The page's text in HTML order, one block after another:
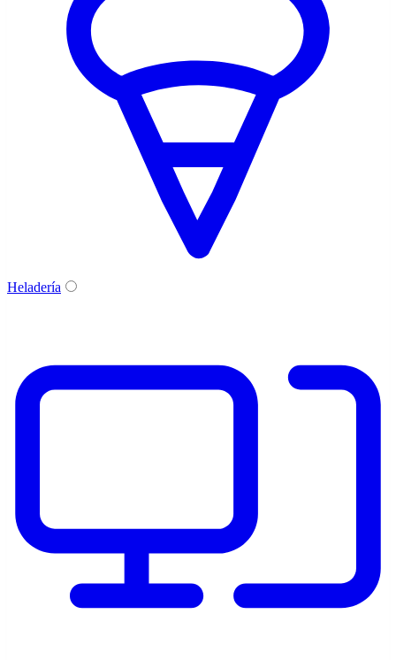
Heladería